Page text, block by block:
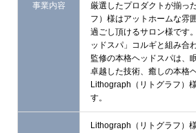
事業内容
厳選したプロダクトが揃っ
フ）様はアットホームな雰
過ごし頂けるサロン様です
ッドスパ」コルギと組み合
監修の本格ヘッドスパは、
卓越した技術、癒しの本格
Lithograph（リトグラフ）
す。
Lithograph（リトグラフ）